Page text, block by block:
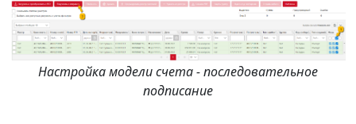
Настройка модели счета - последовательное
подписание